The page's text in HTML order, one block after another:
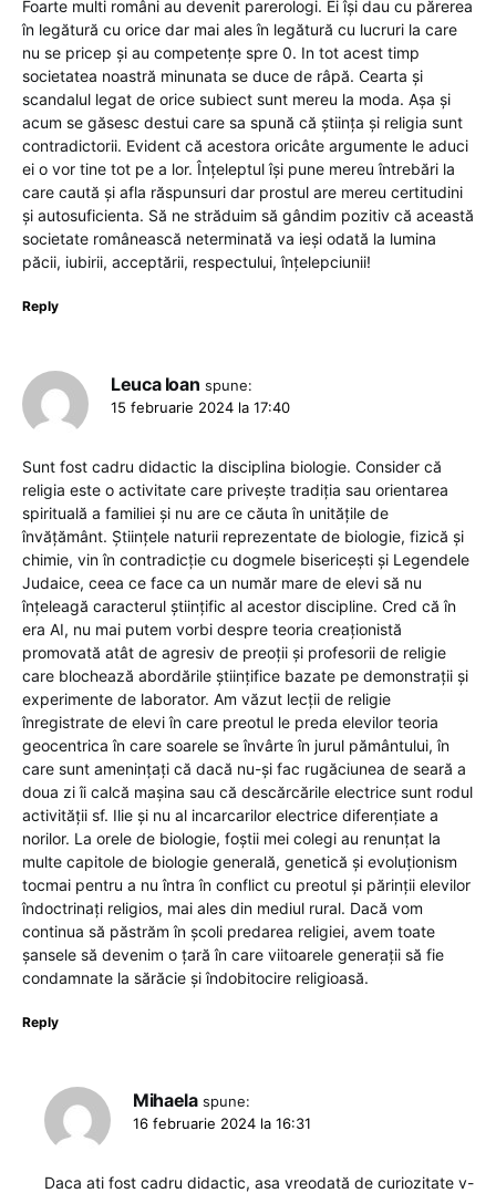
Foarte multi români au devenit parerologi. Ei își dau cu părerea
în legătură cu orice dar mai ales în legătură cu lucruri la care
nu se pricep și au competențe spre 0. In tot acest timp
societatea noastră minunata se duce de râpă. Cearta și
scandalul legat de orice subiect sunt mereu la moda. Așa și
acum se găsesc destui care sa spună că știința și religia sunt
contradictorii. Evident că acestora oricâte argumente le aduci
ei o vor tine tot pe a lor. Înțeleptul își pune mereu întrebări la
care caută și afla răspunsuri dar prostul are mereu certitudini
și autosuficienta. Să ne străduim să gândim pozitiv că această
societate românească neterminată va ieși odată la lumina
păcii, iubirii, acceptării, respectului, înțelepciunii!
Reply
Leuca Ioan spune:
15 februarie 2024 la 17:40
Sunt fost cadru didactic la disciplina biologie. Consider că
religia este o activitate care privește tradiția sau orientarea
spirituală a familiei și nu are ce căuta în unitățile de
învățământ. Științele naturii reprezentate de biologie, fizică și
chimie, vin în contradicție cu dogmele bisericești și Legendele
Judaice, ceea ce face ca un număr mare de elevi să nu
înțeleagă caracterul științific al acestor discipline. Cred că în
era AI, nu mai putem vorbi despre teoria creaționistă
promovată atât de agresiv de preoții și profesorii de religie
care blochează abordările științifice bazate pe demonstrații și
experimente de laborator. Am văzut lecții de religie
înregistrate de elevi în care preotul le preda elevilor teoria
geocentrica în care soarele se învârte în jurul pământului, în
care sunt amenințați că dacă nu-și fac rugăciunea de seară a
doua zi îi calcă mașina sau că descărcările electrice sunt rodul
activității sf. Ilie și nu al incarcarilor electrice diferențiate a
norilor. La orele de biologie, foștii mei colegi au renunțat la
multe capitole de biologie generală, genetică și evoluționism
tocmai pentru a nu întra în conflict cu preotul și părinții elevilor
îndoctrinați religios, mai ales din mediul rural. Dacă vom
continua să păstrăm în școli predarea religiei, avem toate
șansele să devenim o țară în care viitoarele generații să fie
condamnate la sărăcie și îndobitocire religioasă.
Reply
Mihaela spune:
16 februarie 2024 la 16:31
Daca ati fost cadru didactic, asa vreodată de curiozitate v-